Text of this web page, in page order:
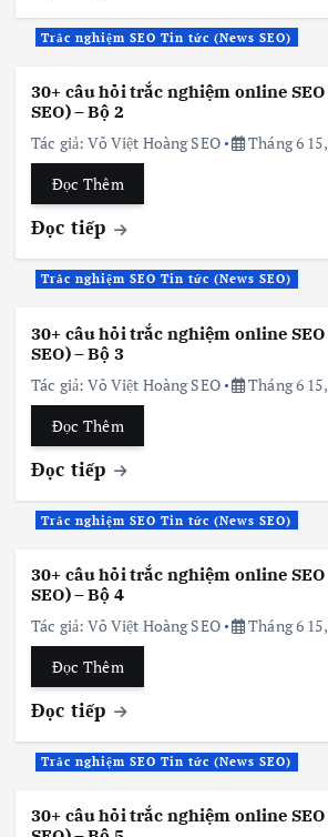
Trắc nghiệm SEO Tin tức (News SEO)
30+ câu hỏi trắc nghiệm online
SEO) – Bộ 2
Tác giả:Võ Việt Hoàng SEO
Tháng 6
Đọc Thêm
Đọc tiếp
Trắc nghiệm SEO Tin tức (News SEO)
30+ câu hỏi trắc nghiệm online
SEO) – Bộ 3
Tác giả:Võ Việt Hoàng SEO
Tháng 6
Đọc Thêm
Đọc tiếp
Trắc nghiệm SEO Tin tức (News SEO)
30+ câu hỏi trắc nghiệm online
SEO) – Bộ 4
Tác giả:Võ Việt Hoàng SEO
Tháng 6
Đọc Thêm
Đọc tiếp
Trắc nghiệm SEO Tin tức (News SEO)
30+ câu hỏi trắc nghiệm online